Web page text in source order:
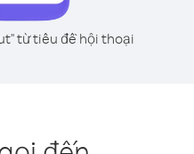
từ tiêu đề hội thoại